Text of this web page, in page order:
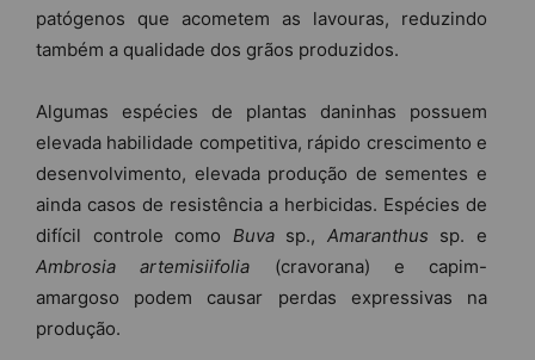
patógenos que acometem as lavouras, reduzindo
também a qualidade dos grãos produzidos.
Algumas espécies de plantas daninhas possuem
elevada habilidade competitiva, rápido crescimento e
desenvolvimento, elevada produção de sementes e
ainda casos de resistência a herbicidas. Espécies de
difícil controle como Buvasp., Amaranthus sp. e
Ambrosia artemisiifolia (cravorana) e capim-
amargoso podem causar perdas expressivas na
produção.